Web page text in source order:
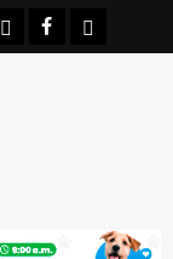
NACIONALES
FACEBOOK